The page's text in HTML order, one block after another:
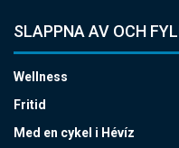
SLAPPNA AV OCH
Wellness
Fritid
Med en cykel i Hévíz